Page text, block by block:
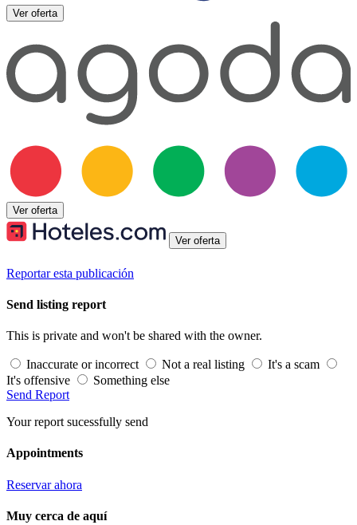
Ver oferta
Ver oferta
Ver oferta
Reportar esta publicación
Send listing report
This is private and won't be shared with the owner.
Inaccurate or incorrect Not a real listing
It's a scam
It's offensive
Something else
Send Report
Your report sucessfully send
Appointments
Reservar ahora
Muy cerca de aquí